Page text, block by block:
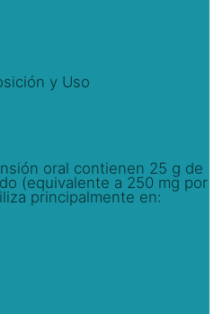
y Uso
oral contienen 25 g de
(equivalente a 250 mg por
principalmente en: